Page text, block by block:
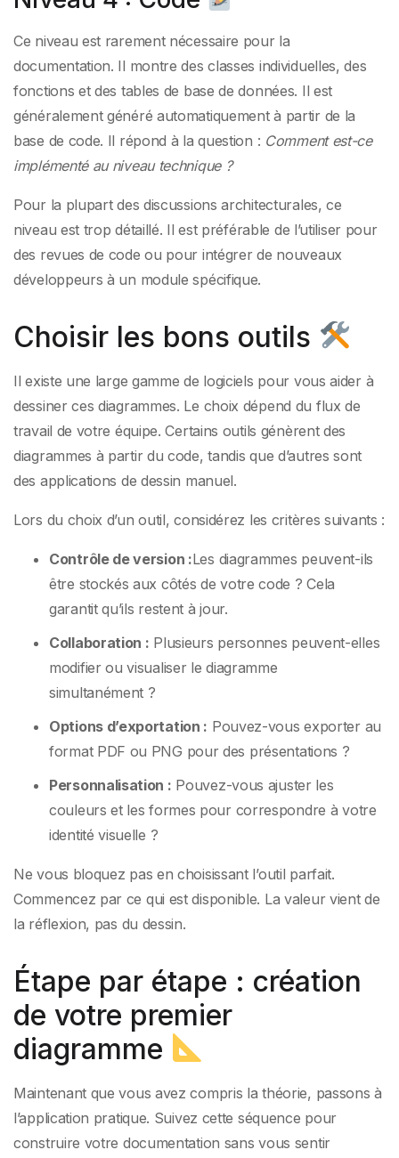
Ce niveau est rarement nécessaire pour la
documentation. Il montre des classes individuelles, des
fonctions et des tables de base de données. Il est
généralement généré automatiquement à partir de la
base de code. Il répond à la question : Comment est-ce
implémenté au niveau technique ?
Pour la plupart des discussions architecturales, ce
niveau est trop détaillé. Il est préférable de l’utiliser pour
des revues de code ou pour intégrer de nouveaux
développeurs à un module spécifique.
Choisir les bons outils
Il existe une large gamme de logiciels pour vous aider à
dessiner ces diagrammes. Le choix dépend du flux de
travail de votre équipe. Certains outils génèrent des
diagrammes à partir du code, tandis que d’autres sont
des applications de dessin manuel.
Lors du choix d’un outil, considérez les critères suivants :
Contrôle de version :Les diagrammes peuvent-ils
être stockés aux côtés de votre code ? Cela
garantit qu’ils restent à jour.
Collaboration : Plusieurs personnes peuvent-elles
modifier ou visualiser le diagramme
simultanément ?
Options d’exportation : Pouvez-vous exporter au
format PDF ou PNG pour des présentations ?
Personnalisation : Pouvez-vous ajuster les
couleurs et les formes pour correspondre à votre
identité visuelle ?
Ne vous bloquez pas en choisissant l’outil parfait.
Commencez par ce qui est disponible. La valeur vient de
la réflexion, pas du dessin.
Étape par étape : création
de votre premier
diagramme
Maintenant que vous avez compris la théorie, passons à
l’application pratique. Suivez cette séquence pour
construire votre documentation sans vous sentir